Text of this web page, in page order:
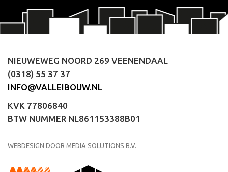
NIEUWEWEG NOORD 269 VEENENDAAL
(0318) 55 37 37
INFO@VALLEIBOUW.NL
KVK 77806840
BTW NUMMER NL861153388B01
WEBDESIGN DOOR MEDIA SOLUTIONS B.V.